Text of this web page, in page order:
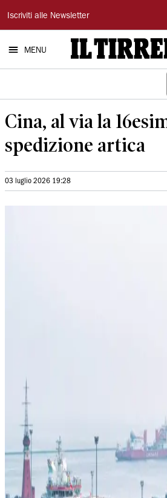
Il
Tirreno
Iscriviti alle Newsletter
MENU
Cina, al via la
spedizione artica
03 luglio 2026 19:28